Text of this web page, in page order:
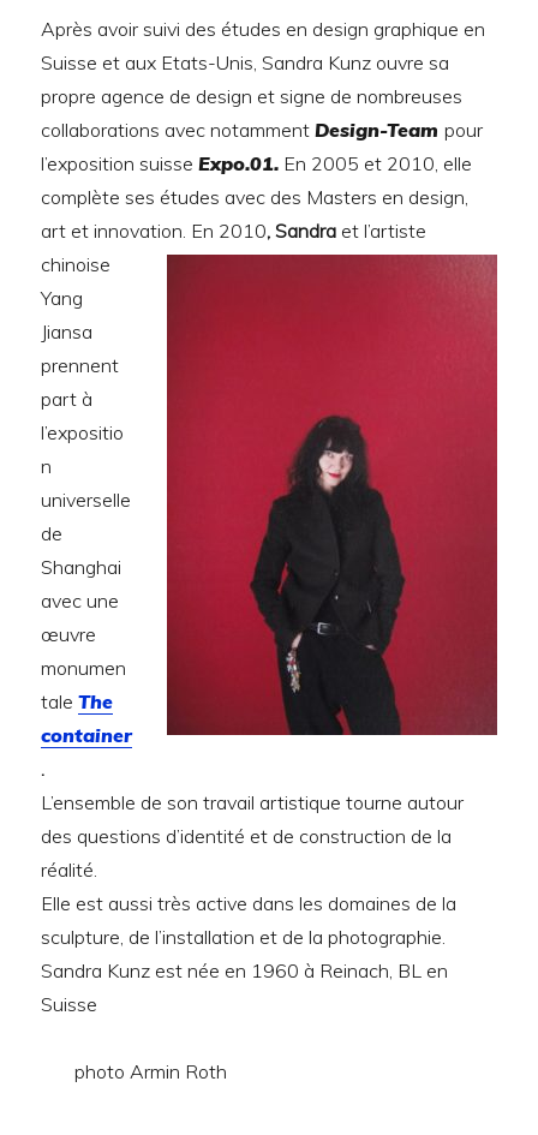
Après avoir suivi des études en design graphique en
Suisse et aux Etats-Unis, Sandra Kunz ouvre sa
propre agence de design et signe de nombreuses
collaborations avec notammentDesign-Teampour
l’exposition suisseExpo.01. En 2005 et 2010, elle
complète ses études avec des Masters en design,
art et innovation. En 2010, Sandra et l’artiste
chinoise
Yang
Jiansa
prennent
part à
l’expositio
n
universelle
de
Shanghai
avec une
œuvre
monumen
taleThe
container
.
L’ensemble de son travail artistique tourne autour
des questions d’identité et de construction de la
réalité.
Elle est aussi très active dans les domaines de la
sculpture, de l’installation et de la photographie.
Sandra Kunz est née en 1960 à Reinach, BL en
Suisse
photo Armin Roth